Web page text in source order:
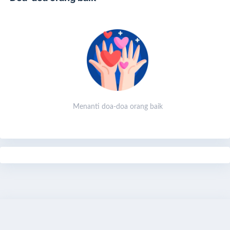
pun, akan menjadi amal jariyah yang mengalir tanpa henti,
selama tempat ini digunakan untuk sholat, mengaji, dan
Menanti doa-doa orang baik